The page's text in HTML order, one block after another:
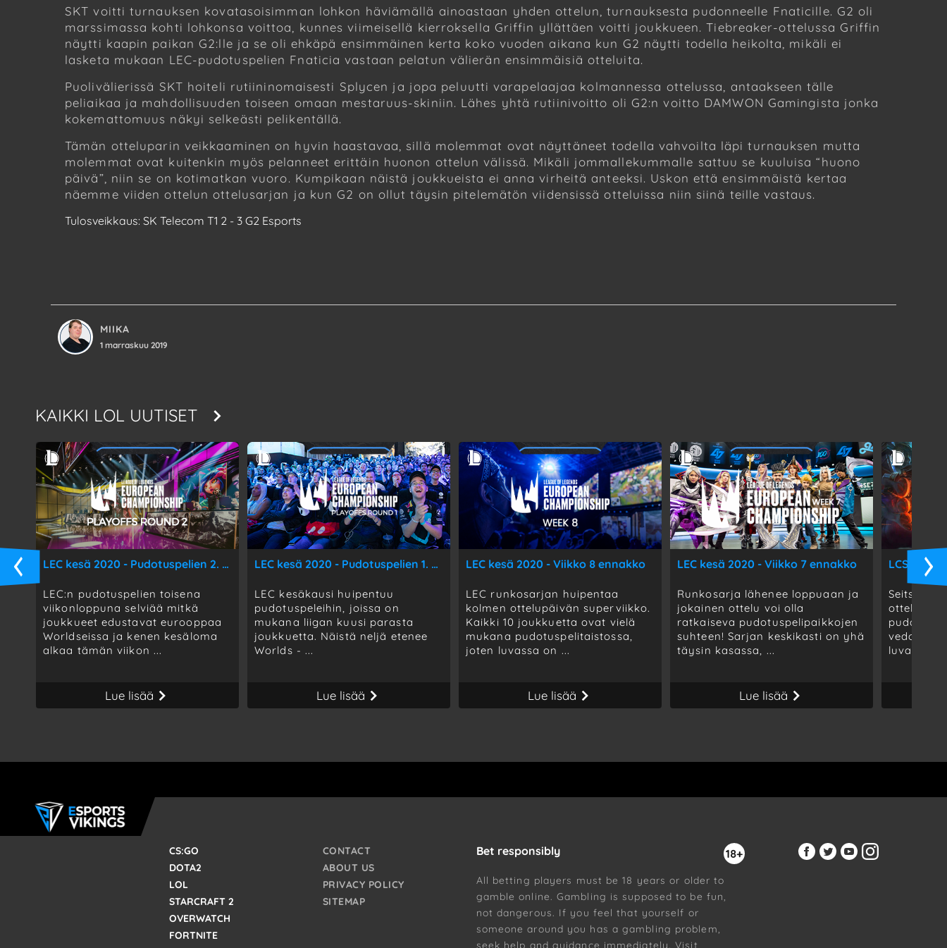
SKT voitti turnauksen kovatasoisimman lohkon häviämällä ainoastaan yhden ottelun, turnauksesta pudonneelle Fnaticille. G2 oli
marssimassa kohti lohkonsa voittoa, kunnes viimeisellä kierroksella Griffin yllättäen voitti joukkueen. Tiebreaker-ottelussa Griffin
näytti kaapin paikan G2:lle ja se oli ehkäpä ensimmäinen kerta koko vuoden aikana kun G2 näytti todella heikolta, mikäli ei
lasketa mukaan LEC-pudotuspelien Fnaticia vastaan pelatun välierän ensimmäisiä otteluita.
Puolivälierissä SKT hoiteli rutiininomaisesti Splycen ja jopa peluutti varapelaajaa kolmannessa ottelussa, antaakseen tälle
peliaikaa ja mahdollisuuden toiseen omaan mestaruus-skiniin. Lähes yhtä rutiinivoitto oli G2:n voitto DAMWON Gamingista jonka
kokemattomuus näkyi selkeästi pelikentällä.
Tämän otteluparin veikkaaminen on hyvin haastavaa, sillä molemmat ovat näyttäneet todella vahvoilta läpi turnauksen mutta
molemmat ovat kuitenkin myös pelanneet erittäin huonon ottelun välissä. Mikäli jommallekummalle sattuu se kuuluisa “huono
päivä”, niin se on kotimatkan vuoro. Kumpikaan näistä joukkueista ei anna virheitä anteeksi. Uskon että ensimmäistä kertaa
näemme viiden ottelun ottelusarjan ja kun G2 on ollut täysin pitelemätön viidensissä otteluissa niin siinä teille vastaus.
Tulosveikkaus: SK Telecom T1 2 - 3 G2 Esports
MIIKA
1 marraskuu 2019
KAIKKI LOL UUTISET
LEC kesä 2020 - Pudotuspelien 2. kierroksen ennakko
LEC:n pudotuspelien toisena
viikonloppuna selviää mitkä
joukkueet edustavat eurooppaa
Worldseissa ja kenen kesäloma
alkaa tämän viikon ...
Lue lisää
LEC kesä 2020 - Pudotuspelien 1. kierroksen ennakko
LEC kesäkausi huipentuu
pudotuspeleihin, joissa on
mukana liigan kuusi parasta
joukkuetta. Näistä neljä etenee
Worlds - ...
Lue lisää
LEC kesä 2020 - Viikko 8 ennakko
LEC runkosarjan huipentaa
kolmen ottelupäivän superviikko.
Kaikki 10 joukkuetta ovat vielä
mukana pudotuspelitaistossa,
joten luvassa on ...
Lue lisää
LEC kesä 2020 - Viikko 7 ennakko
Runkosarja lähenee loppuaan ja
jokainen ottelu voi olla
ratkaiseva pudotuspelipaikkojen
suhteen! Sarjan keskikasti on yhä
täysin kasassa, ...
Lue lisää
LCS kesä
luvassa
CS:GO
DOTA2
LOL
STARCRAFT 2
OVERWATCH
FORTNITE
CONTACT
ABOUT US
PRIVACY POLICY
SITEMAP
Bet responsibly 18+
All betting players must be 18 years or older to
gamble online. Gambling is supposed to be fun,
not dangerous. If you feel that yourself or
someone around you has a gambling problem,